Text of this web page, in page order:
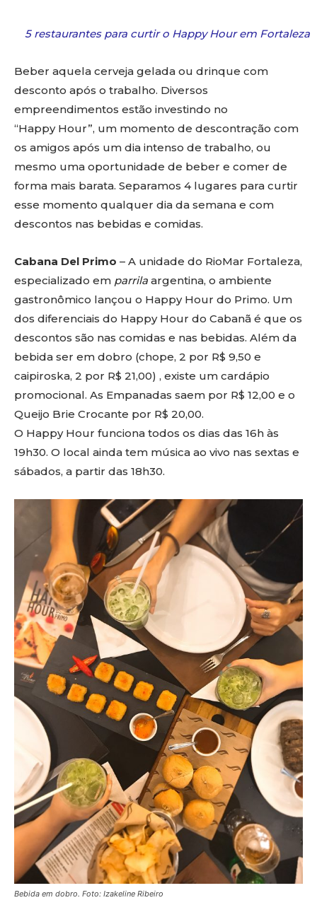
5 restaurantes para curtir o Happy Hour em Fortaleza
Beber aquela cerveja gelada ou drinque com
desconto após o trabalho. Diversos
empreendimentos estão investindo no
“Happy Hour”, um momento de descontração com
os amigos após um dia intenso de trabalho, ou
mesmo uma oportunidade de beber e comer de
forma mais barata. Separamos 4 lugares para curtir
esse momento qualquer dia da semana e com
descontos nas bebidas e comidas.
Cabana Del Primo – A unidade do RioMar Fortaleza,
especializado em parrila argentina, o ambiente
gastronômico lançou o Happy Hour do Primo. Um
dos diferenciais do Happy Hour do Cabanã é que os
descontos são nas comidas e nas bebidas. Além da
bebida ser em dobro (chope, 2 por R$ 9,50 e
caipiroska, 2 por R$ 21,00) , existe um cardápio
promocional. As Empanadas saem por R$ 12,00 e o
Queijo Brie Crocante por R$ 20,00.
O Happy Hour funciona todos os dias das 16h às
19h30. O local ainda tem música ao vivo nas sextas e
sábados, a partir das 18h30.
Bebida em dobro. Foto: Izakeline Ribeiro